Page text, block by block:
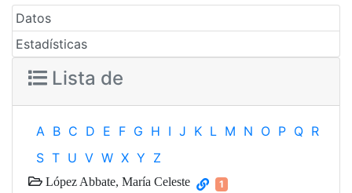
Datos
Estadísticas
Lista de
A B C D E F G H I J K L M N O P Q R
S T U V W X Y Z
López Abbate, María Celeste 1